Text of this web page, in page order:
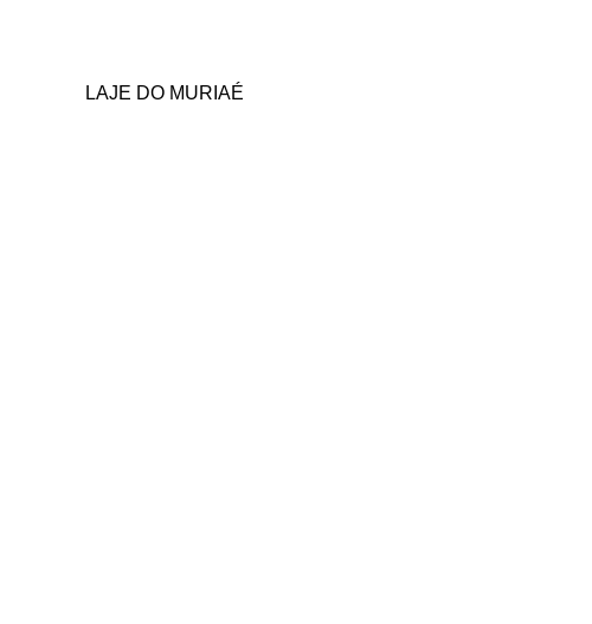
LAJE DO MURIAÉ